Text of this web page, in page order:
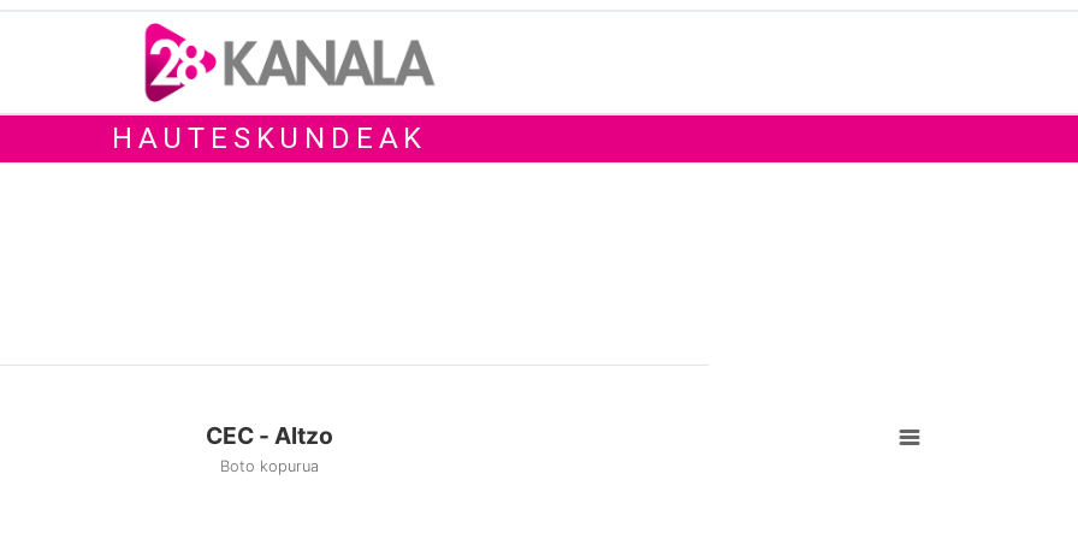
HAUTESKUNDEAK
CEC - Altzo
Boto kopurua